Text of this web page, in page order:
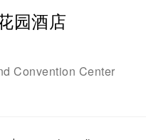
园酒店
Convention Center